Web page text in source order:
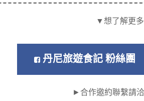
▼想了解更
丹尼旅遊食記 粉絲團
►合作邀約聯繫請洽